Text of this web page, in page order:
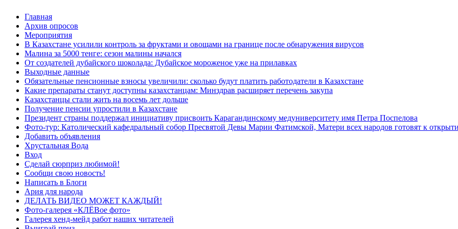
Главная
Архив опросов
Мероприятия
В Казахстане усилили контроль за фруктами и овощами на границе после обнаружения вирусов
Малина за 5000 тенге: сезон малины начался
От создателей дубайского шоколада: Дубайское мороженое уже на прилавках
Выходные данные
Обязательные пенсионные взносы увеличили: сколько будут платить работодатели в Казахстане
Какие препараты станут доступны казахстанцам: Минздрав расширяет перечень закупа
Казахстанцы стали жить на восемь лет дольше
Получение пенсии упростили в Казахстане
Президент страны поддержал инициативу присвоить Карагандинскому медуниверситету имя Петра Поспелова
Фото-тур: Католический кафедральный собор Пресвятой Девы Марии Фатимской, Матери всех народов готовят к
Добавить объявления
Хрустальная Вода
Вход
Сделай сюрприз любимой!
Сообщи свою новость!
Написать в Блоги
Ария для народа
ДЕЛАТЬ ВИДЕО МОЖЕТ КАЖДЫЙ!
Фото-галерея «КЛЁВое фото»
Галерея хенд-мейд работ наших читателей